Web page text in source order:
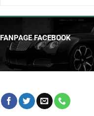
FANPAGE FACEBOOK